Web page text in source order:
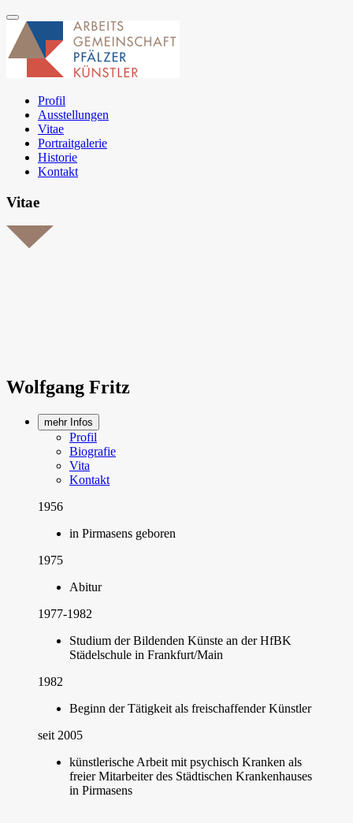
Profil
Ausstellungen
Vitae
Portraitgalerie
Historie
Kontakt
Vitae
Wolfgang Fritz
mehr Infos
Profil
Biografie
Vita
Kontakt
1956
in Pirmasens geboren
1975
Abitur
1977-1982
Studium der Bildenden Künste an der HfBK
Städelschule in Frankfurt/Main
1982
Beginn der Tätigkeit als freischaffender Künstler
seit 2005
künstlerische Arbeit mit psychisch Kranken als
freier Mitarbeiter des Städtischen Krankenhauses
in Pirmasens